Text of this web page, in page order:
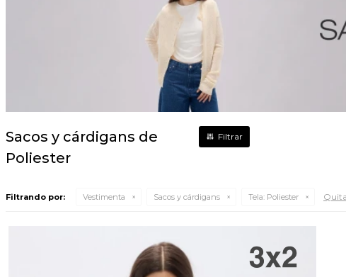
Sacos y cárdigans de
Poliester
Filtrando por: Vestimenta Sacos y cárdigans Tela: Poliester